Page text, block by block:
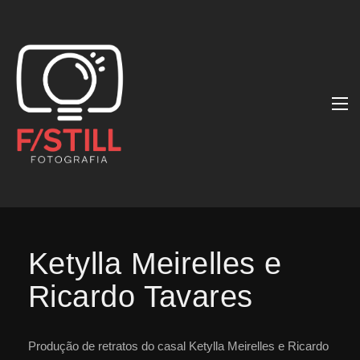
Ketylla Meirelles e
Ricardo Tavares
Produção de retratos do casal Ketylla Meirelles e Ricardo